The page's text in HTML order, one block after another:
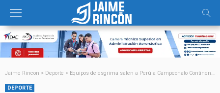
Jaime Rincon > Deporte > Equipos de esgrima salen a Perú a Campeonato Continental cargados de optimismo
DEPORTE